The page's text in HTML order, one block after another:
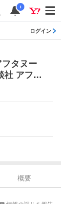
i
ログイン
タヌー
社 アフタ
概要